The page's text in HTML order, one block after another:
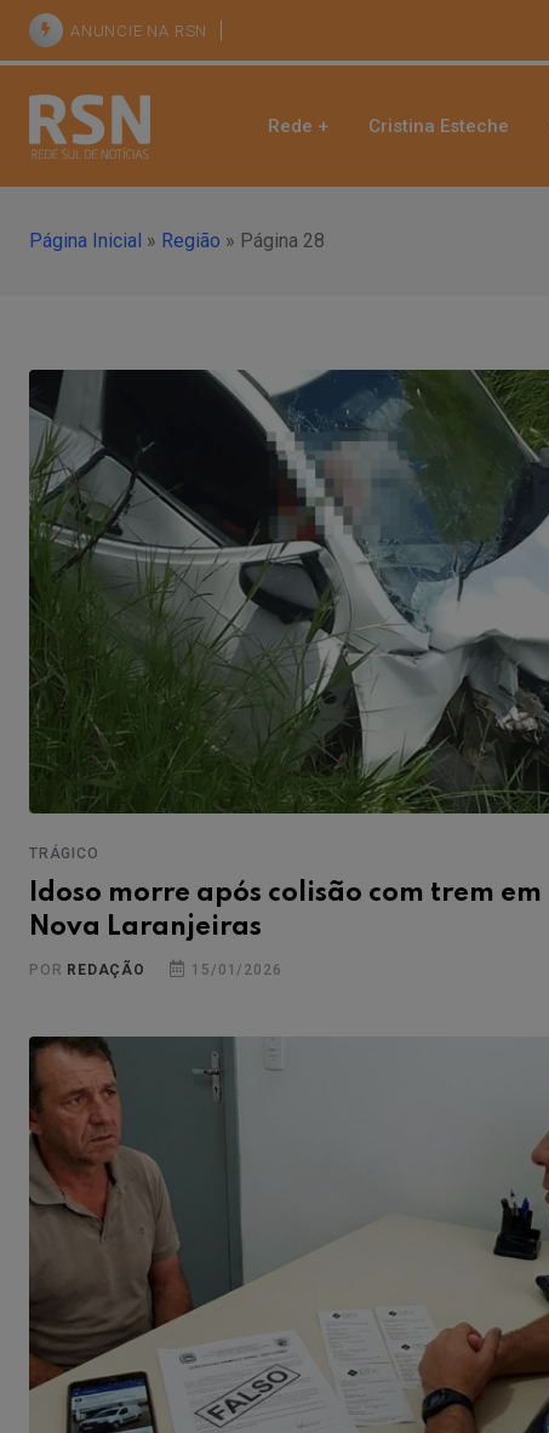
ANUNCIE NA RSN
Rede + Cristina Esteche
Página Inicial » Região » Página 28
TRÁGICO
Idoso morre após colisão com trem em
Nova Laranjeiras
POR REDAÇÃO 15/01/2026